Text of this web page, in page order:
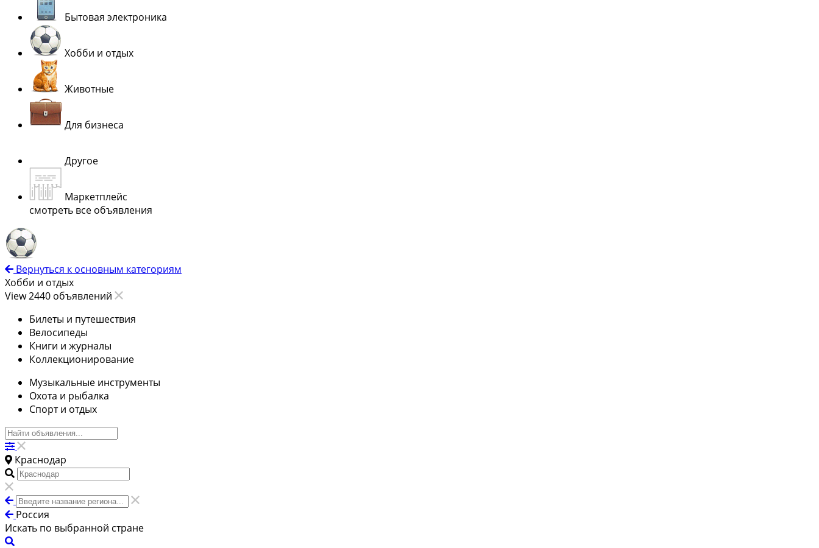
Бытовая электроника
Хобби и отдых
Животные
Для бизнеса
Другое
Маркетплейс
смотреть все объявления
Вернуться к основным категориям
Хобби и отдых
View 2440 объявлений
Билеты и путешествия
Велосипеды
Книги и журналы
Коллекционирование
Музыкальные инструменты
Охота и рыбалка
Спорт и отдых
Краснодар
Россия
Искать по выбранной стране